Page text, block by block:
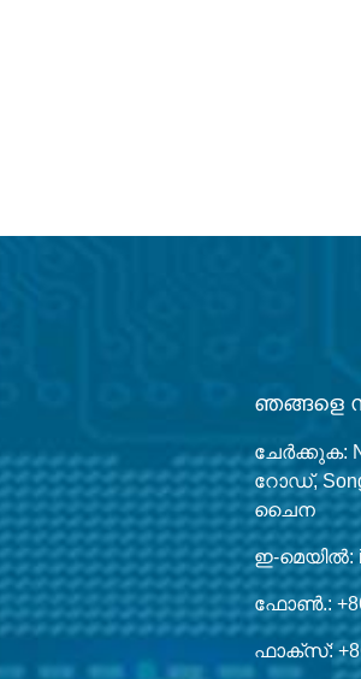
ഞങ്ങളെ
ചേർക്കുക:
റോഡ്,
ചൈന
ഇ-മെയിൽ:
ഫോൺ.: +86
ഫാക്സ്: +86